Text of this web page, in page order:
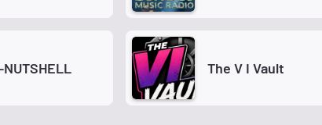
NUTSHELL The V I Vault